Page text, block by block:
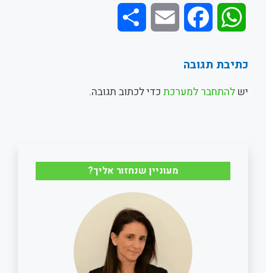
A
o
k
כתיבת תגובה
יש להתחבר למערכת כדי לכתוב תגובה.
מעוניין שנחזור אליך?